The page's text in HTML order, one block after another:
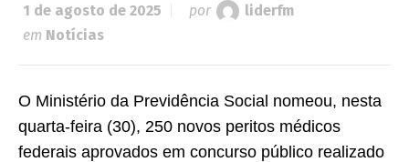
1 de agosto de 2025 por
liderfm
em Notícias
O Ministério da Previdência Social nomeou, nesta
quarta-feira (30), 250 novos peritos médicos
federais aprovados em concurso público realizado